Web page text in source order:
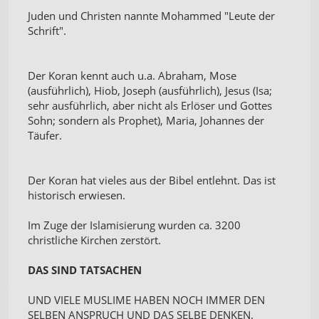
Juden und Christen nannte Mohammed "Leute der
Schrift".
Der Koran kennt auch u.a. Abraham, Mose
(ausführlich), Hiob, Joseph (ausführlich), Jesus (Isa;
sehr ausführlich, aber nicht als Erlöser und Gottes
Sohn; sondern als Prophet), Maria, Johannes der
Täufer.
Der Koran hat vieles aus der Bibel entlehnt. Das ist
historisch erwiesen.
Im Zuge der Islamisierung wurden ca. 3200
christliche Kirchen zerstört.
DAS SIND TATSACHEN
UND VIELE MUSLIME HABEN NOCH IMMER DEN
SELBEN ANSPRUCH UND DAS SELBE DENKEN.